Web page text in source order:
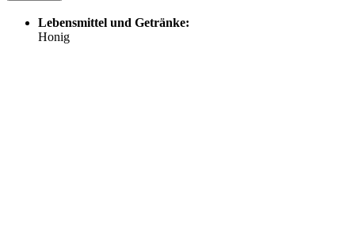
Lebensmittel und Getränke:
Honig